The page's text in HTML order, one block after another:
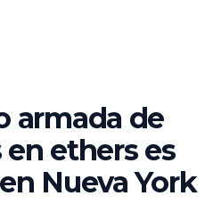
armada de
en ethers es
Nueva York